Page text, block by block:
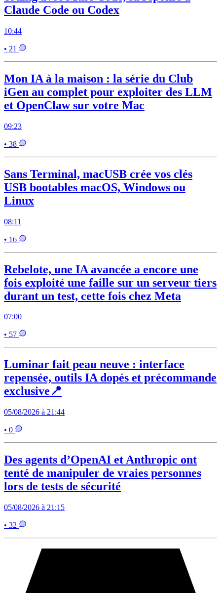
Claude Code ou Codex
10:44
• 21
Mon IA à la maison : la série du Club
iGen au complet pour exploiter des LLM
et OpenClaw sur votre Mac
09:23
• 38
Sans Terminal, macUSB crée vos clés
USB bootables macOS, Windows ou
Linux
08:11
• 16
Rebelote, une IA avancée a encore une
fois exploité une faille sur un serveur tiers
durant un test, cette fois chez Meta
07:00
• 57
Luminar fait peau neuve : interface
repensée, outils IA dopés et précommande
exclusive📍
05/08/2026 à 21:44
• 0
Des agents d’OpenAI et Anthropic ont
tenté de manipuler de vraies personnes
lors de tests de sécurité
05/08/2026 à 21:15
• 32